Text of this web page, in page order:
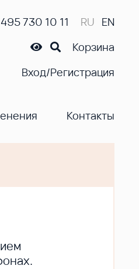
730 10 11 RU EN
Корзина
Вход/Регистрация
Контакты